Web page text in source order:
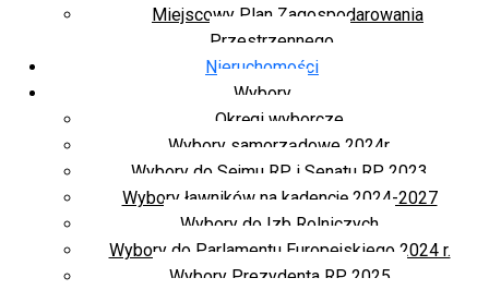
Miejscowy Plan Zagospodarowania
Przestrzennego
Nieruchomości
Wybory
Okręgi wyborcze
Wybory samorządowe 2024r.
Wybory do Sejmu RP i Senatu RP 2023
Wybory ławników na kadencję 2024-2027
Wybory do Izb Rolniczych
Wybory do Parlamentu Europejskiego 2024 r.
Wybory Prezydenta RP 2025